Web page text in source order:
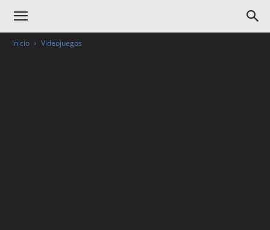
Inicio Videojuegos